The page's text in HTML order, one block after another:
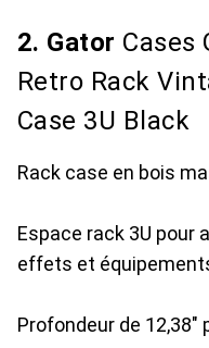
2. Gator Cases
Retro Rack
Case 3U Black
Rack case en bois
Espace rack 3U pour
effets et
Profondeur de 12,38"